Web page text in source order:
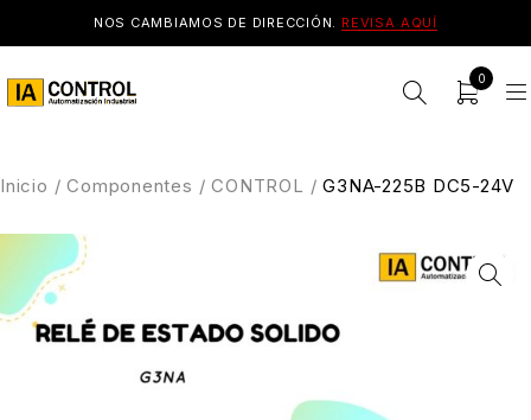
NOS CAMBIAMOS DE DIRECCIÓN. REVISA AQUÍ
0
Inicio / Componentes / CONTROL / G3NA-225B DC5-24V